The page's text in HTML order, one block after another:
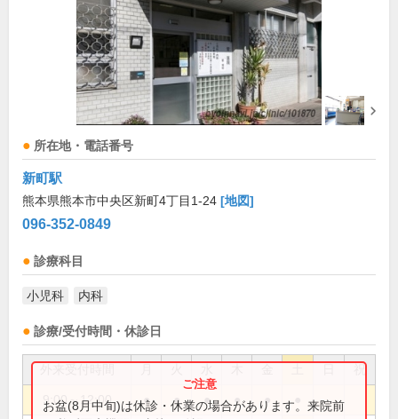
所在地・電話番号
新町駅
熊本県熊本市中央区新町4丁目1-24 [地図]
096-352-0849
診療科目
小児科 内科
診療/受付時間・休診日
祝
9:00～12:00 ● ● ● ● ●
お盆(8月中旬)は休診・休業の場合があります。来院前